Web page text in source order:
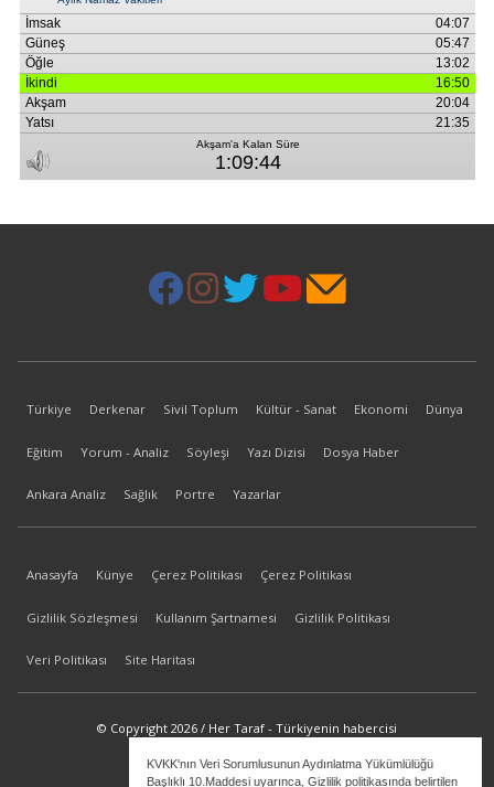
KVKK'nın Veri Sorumlusunun Aydınlatma Yükümlülüğü
Başlıklı 10.Maddesi uyarınca, Gizlilik politikasında belirtilen
Türkiye Derkenar Sivil Toplum Kültür - Sanat Ekonomi Dünya
Eğitim Yorum - Analiz Söyleşi Yazı Dizisi Dosya Haber
Ankara Analiz Sağlık Portre Yazarlar
Anasayfa Künye Çerez Politikası Çerez Politikası
Gizlilik Sözleşmesi Kullanım Şartnamesi Gizlilik Politikası
Veri Politikası Site Haritası
© Copyright 2026 / Her Taraf - Türkiyenin habercisi
bilgi@hertaraf.com